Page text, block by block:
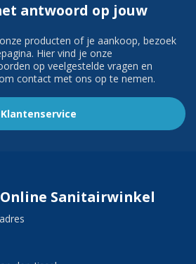
antwoord op jouw
producten of je aankoop, bezoek
Hier vind je onze
op veelgestelde vragen en
contact met ons op te nemen.
Klantenservice
Sanitairwinkel